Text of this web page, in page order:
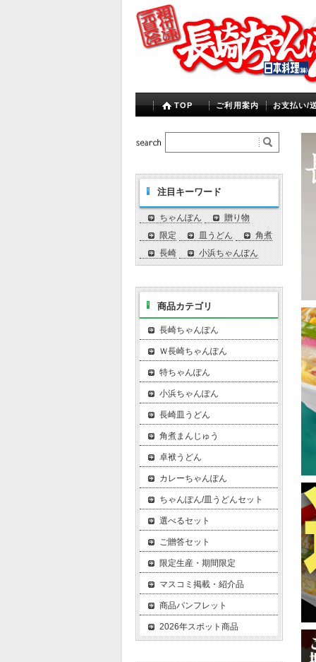
TOP ご利用案内 お支払い/
注目キーワード
ちゃんぽん
贈り物
限定
皿うどん
角煮
長崎
小浜ちゃんぽん
商品カテゴリ
長崎ちゃんぽん
Ｗ長崎ちゃんぽん
特ちゃんぽん
小浜ちゃんぽん
長崎皿うどん
角煮まんじゅう
卓袱うどん
カレーちゃんぽん
ちゃんぽん/皿うどんセット
選べるセット
ご贈答セット
限定生産・期間限定
マスコミ掲載・紹介品
商品パンフレット
2026年スポット商品